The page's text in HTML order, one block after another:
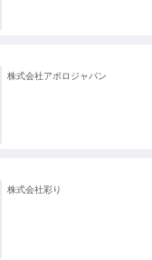
株式会社アポロジャパン
株式会社彩り